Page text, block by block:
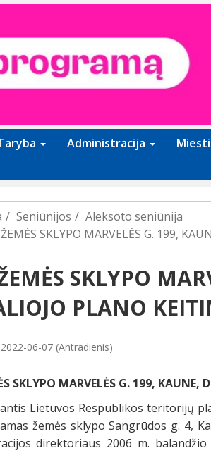
Administracija
Seniūnijos
Aleksoto seniūnija
SKLYPO MARVELĖS G. 199,
SKLYPO
PLANO
06-07 (Antradienis)
SKLYPO MARVELĖS G. 199, KAUNE,
Lietuvos Respublikos teritorijų
žemės sklypo Sangrūdos g. 4,
direktoriaus 2006 m.